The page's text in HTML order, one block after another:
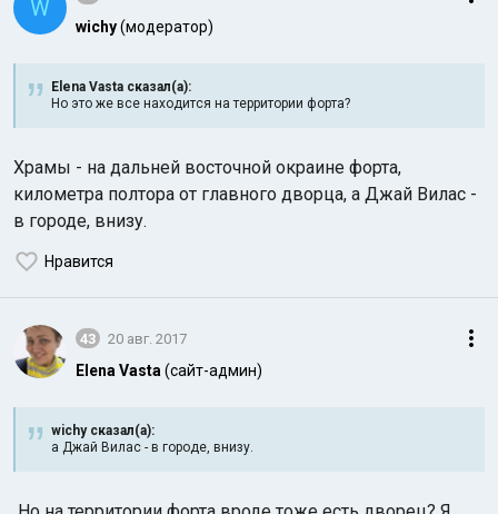
W
wichy(модератор)
Elena Vasta сказал(а):
Но это же все находится на территории форта?
Храмы - на дальней восточной окраине форта,
километра полтора от главного дворца, а Джай Вилас -
в городе, внизу.
Нравится
43 20 авг. 2017
Elena Vasta (сайт-админ)
wichy сказал(а):
а Джай Вилас - в городе, внизу.